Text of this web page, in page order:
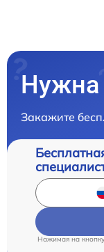
Нужна
Закажите
Нажимая на